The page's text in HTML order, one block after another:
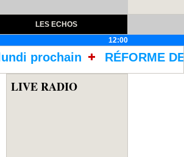
LES ECHOS
12:00
RÉFORME DES
LIVE RADIO